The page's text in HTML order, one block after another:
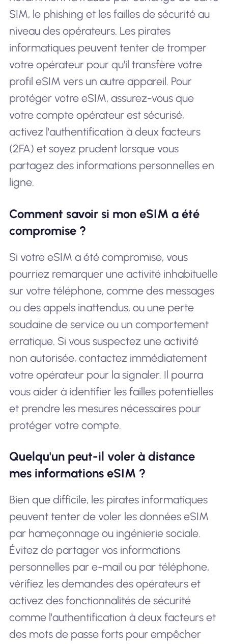
SIM, le phishing et les failles de sécurité au
niveau des opérateurs. Les pirates
informatiques peuvent tenter de tromper
votre opérateur pour qu'il transfère votre
profil eSIM vers un autre appareil. Pour
protéger votre eSIM, assurez-vous que
votre compte opérateur est sécurisé,
activez l'authentification à deux facteurs
(2FA) et soyez prudent lorsque vous
partagez des informations personnelles en
ligne.
Comment savoir si mon eSIM a été
compromise ?
Si votre eSIM a été compromise, vous
pourriez remarquer une activité inhabituelle
sur votre téléphone, comme des messages
ou des appels inattendus, ou une perte
soudaine de service ou un comportement
erratique. Si vous suspectez une activité
non autorisée, contactez immédiatement
votre opérateur pour la signaler. Il pourra
vous aider à identifier les failles potentielles
et prendre les mesures nécessaires pour
protéger votre compte.
Quelqu'un peut-il voler à distance
mes informations eSIM ?
Bien que difficile, les pirates informatiques
peuvent tenter de voler les données eSIM
par hameçonnage ou ingénierie sociale.
Évitez de partager vos informations
personnelles par e-mail ou par téléphone,
vérifiez les demandes des opérateurs et
activez des fonctionnalités de sécurité
comme l'authentification à deux facteurs et
des mots de passe forts pour empêcher